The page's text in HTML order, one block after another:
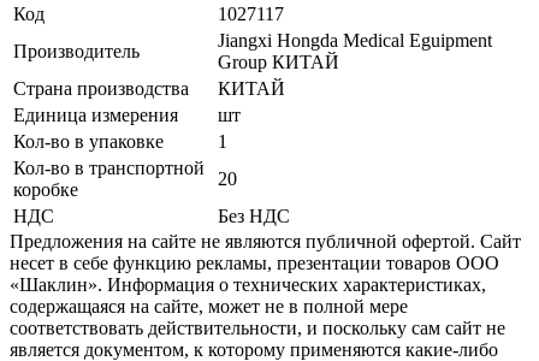
Код
1027117
Производитель
Jiangxi Hongda Medical Eguipment
Group КИТАЙ
Страна производства
КИТАЙ
Единица измерения
шт
Кол-во в упаковке
1
Кол-во в транспортной
коробке
20
НДС
Без НДС
Предложения на сайте не являются публичной офертой. Сайт
несет в себе функцию рекламы, презентации товаров ООО
«Шаклин». Информация о технических характеристиках,
содержащаяся на сайте, может не в полной мере
соответствовать действительности, и поскольку сам сайт не
является документом, к которому применяются какие-либо